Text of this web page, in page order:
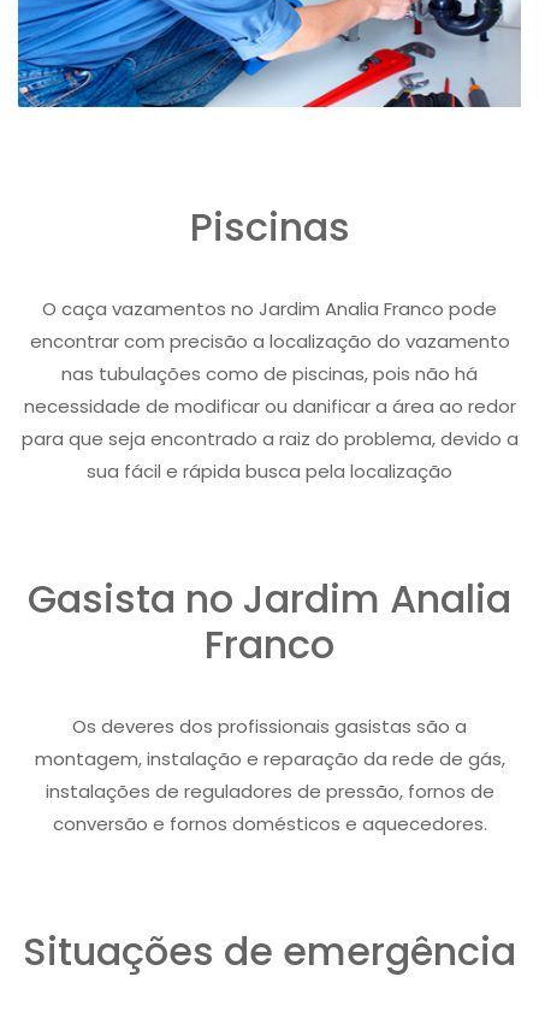
Piscinas
O caça vazamentos no Jardim Analia Franco pode
encontrar com precisão a localização do vazamento
nas tubulações como de piscinas, pois não há
necessidade de modificar ou danificar a área ao redor
para que seja encontrado a raiz do problema, devido a
sua fácil e rápida busca pela localização
Gasista no Jardim Analia
Franco
Os deveres dos profissionais gasistas são a
montagem, instalação e reparação da rede de gás,
instalações de reguladores de pressão, fornos de
conversão e fornos domésticos e aquecedores.
Situações de emergência